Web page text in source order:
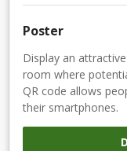
Poster
Display an
room where
QR code allows
their smartphones.